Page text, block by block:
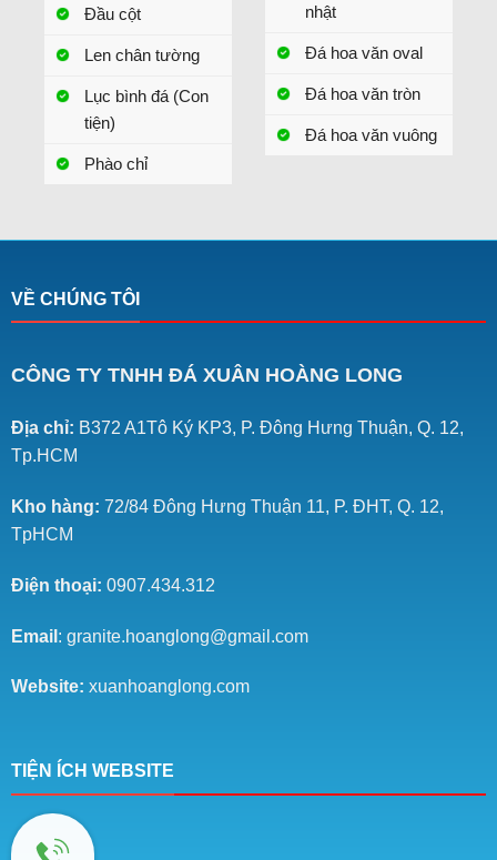
Đầu cột
Len chân tường
Lục bình đá (Con
tiện)
Phào chỉ
nhật
Đá hoa văn oval
Đá hoa văn tròn
Đá hoa văn vuông
VỀ CHÚNG TÔI
CÔNG TY TNHH ĐÁ XUÂN HOÀNG LONG
Địa chỉ: B372 A1Tô Ký KP3, P. Đông Hưng Thuận, Q. 12,
Tp.HCM
Kho hàng: 72/84 Đông Hưng Thuận 11, P. ĐHT, Q. 12,
TpHCM
Điện thoại: 0907.434.312
Email : granite.hoanglong@gmail.com
Website: xuanhoanglong.com
TIỆN ÍCH WEBSITE